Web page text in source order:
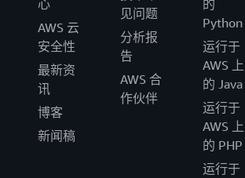
心
AWS 云
安全性
最新资
讯
博客
新闻稿
见问题
分析报
告
AWS 合
作伙伴
的
Python
运行于
AWS 上
的 Java
运行于
AWS 上
的 PHP
运行于